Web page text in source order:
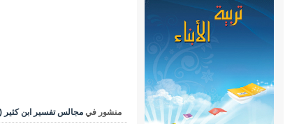
منشور في مجالس تفسير ابن كثير